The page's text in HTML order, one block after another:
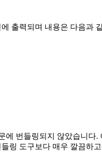
출력되며 내용은 다음과
에 번들링되지 않았습니다.
링 도구보다 매우 깔끔하